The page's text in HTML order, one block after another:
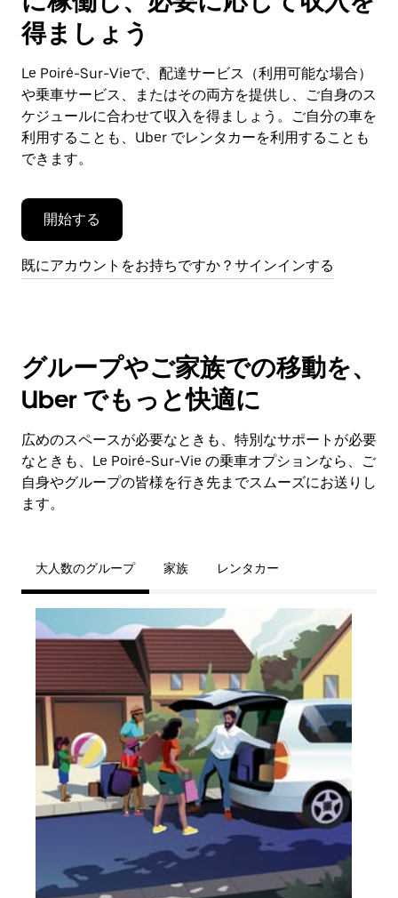
レ
ン
ー
を
閉
じ
ま
す。
得ましょう
Le Poiré-Sur-Vieで、配達サービス（利用可能な場合）
や乗車サービス、またはその両方を提供し、ご自身のス
ケジュールに合わせて収入を得ましょう。ご自分の車を
利用することも、Uber でレンタカーを利用することも
できます。
開始する
既にアカウントをお持ちですか？サインインする
グループやご家族での移動を、
Uber でもっと快適に
広めのスペースが必要なときも、特別なサポートが必要
なときも、Le Poiré-Sur-Vie の乗車オプションなら、ご
自身やグループの皆様を行き先までスムーズにお送りし
ます。
大人数のグループ 家族 レンタカー